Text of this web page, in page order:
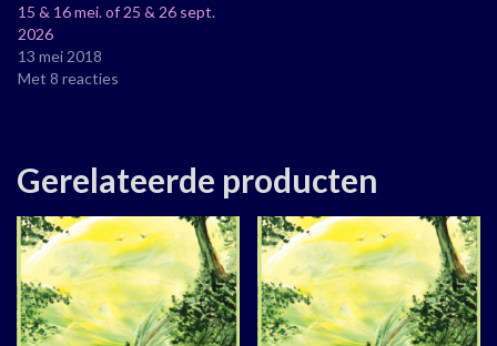
15 & 16 mei. of 25 & 26 sept.
2026
13 mei 2018
Met 8 reacties
Gerelateerde producten